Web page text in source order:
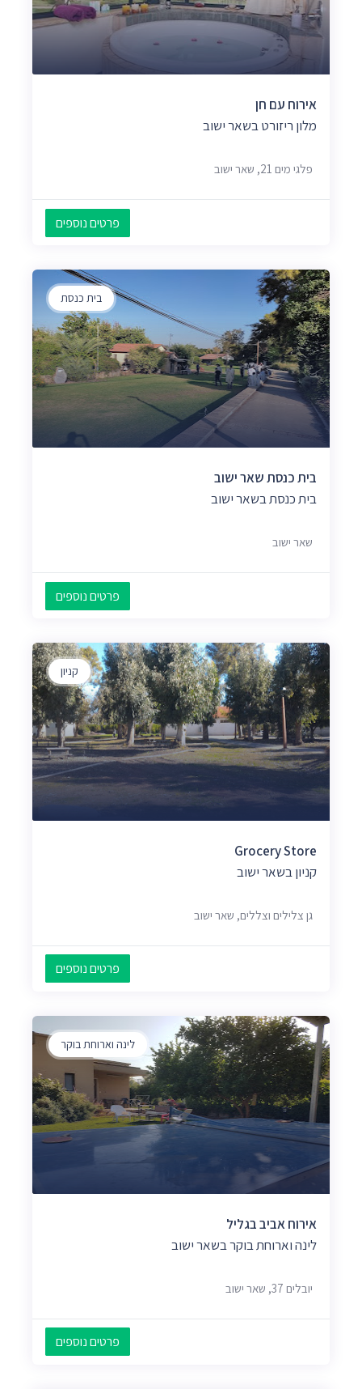
אירוח עם חן
מלון ריזורט בשאר ישוב
פלגי מים 21, שאר ישוב
פרטים נוספים
בית כנסת
בית כנסת שאר ישוב
בית כנסת בשאר ישוב
שאר ישוב
פרטים נוספים
קניון
Grocery Store
קניון בשאר ישוב
גן צלילים וצללים, שאר ישוב
פרטים נוספים
לינה וארוחת בוקר
אירוח אביב בגליל
לינה וארוחת בוקר בשאר ישוב
יובלים 37, שאר ישוב
פרטים נוספים